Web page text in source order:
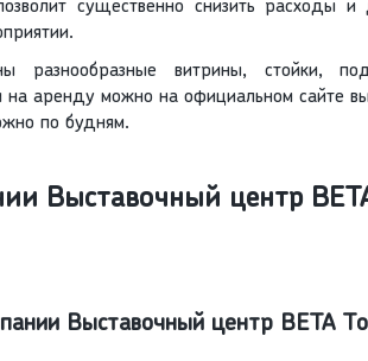
существенно снизить расходы и
разнообразные витрины, стойки,
на аренду можно на официальном сайте
по будням.
Выставочный центр
Выставочный центр ВЕТА